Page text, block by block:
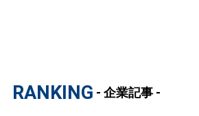
RANKING - 企業記事 -